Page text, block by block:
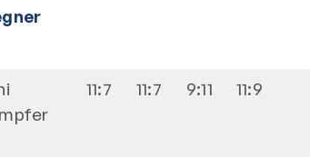
11:7 11:7 9:11 11:9